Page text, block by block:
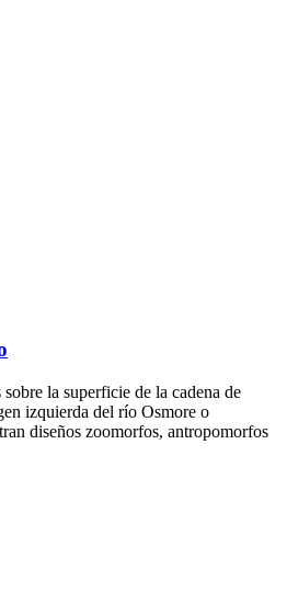
la superficie de la cadena de
izquierda del río Osmore o
diseños zoomorfos, antropomorfos